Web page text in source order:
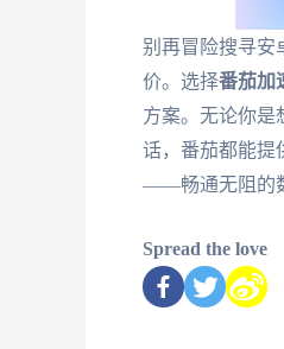
别再冒险搜寻安
价。选择番茄加
方案。无论你是
话，番茄都能提
——畅通无阻的
Spread the love